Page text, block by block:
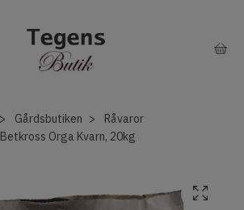
Gårdsbutiken
Råvaror
Betkross Orga Kvarn, 20kg